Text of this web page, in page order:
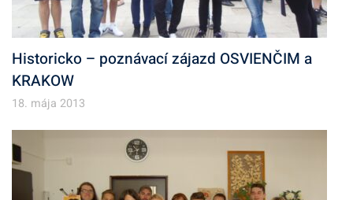
Historicko – poznávací zájazd OSVIENČIM a
KRAKOW
18. mája 2013